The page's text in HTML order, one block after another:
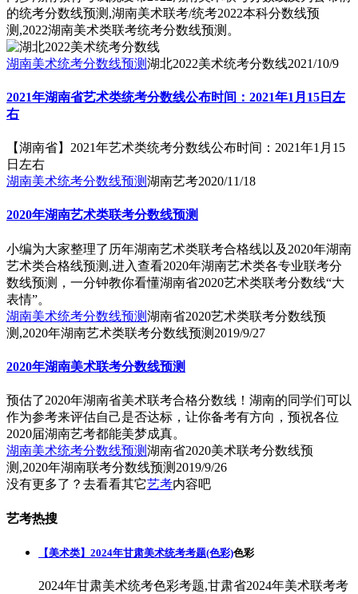
的统考分数线预测,湖南美术联考/统考2022本科分数线预
测,2022湖南美术类联考统考分数线预测。
湖南美术统考分数线预测湖北2022美术统考分数线2021/10/9
2021年湖南省艺术类统考分数线公布时间：2021年1月15日左
右
【湖南省】2021年艺术类统考分数线公布时间：2021年1月15
日左右
湖南美术统考分数线预测湖南艺考2020/11/18
2020年湖南艺术类联考分数线预测
小编为大家整理了历年湖南艺术类联考合格线以及2020年湖南
艺术类合格线预测,进入查看2020年湖南艺术类各专业联考分
数线预测，一分钟教你看懂湖南省2020艺术类联考分数线“大
表情”。
湖南美术统考分数线预测湖南省2020艺术类联考分数线预
测,2020年湖南艺术类联考分数线预测 2019/9/27
2020年湖南美术联考分数线预测
预估了2020年湖南省美术联考合格分数线！湖南的同学们可以
作为参考来评估自己是否达标，让你备考有方向，预祝各位
2020届湖南艺考都能美梦成真。
湖南美术统考分数线预测湖南省2020美术联考分数线预
测,2020年湖南联考分数线预测 2019/9/26
没有更多了？去看看其它艺考内容吧
艺考热搜
【美术类】2024年甘肃美术统考考题(色彩)色彩
2024年甘肃美术统考色彩考题,甘肃省2024年美术联考考